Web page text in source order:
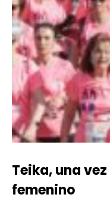
Teika, una
femenino